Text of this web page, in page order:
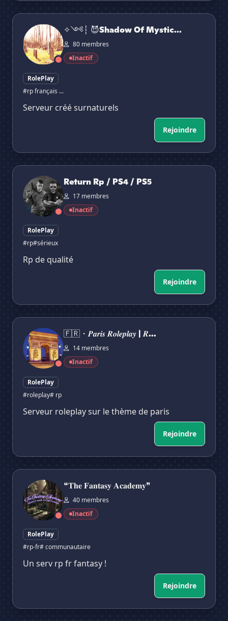
✧༺┆ 😈Shadow Of Mystic Falls 😈┆༻✩
✧༺┆ 😈Shadow Of Mystic...
80 membres
Inactif
RolePlay
#rp français ...
Serveur créé surnaturels
Rejoindre
Return Rp / PS4 / PS5
Return Rp / PS4 / PS5
17 membres
Inactif
RolePlay
#rp#sérieux
Rp de qualité
Rejoindre
🇫🇷・𝑷𝒂𝒓𝒊𝒔 𝑹𝒐𝒍𝒆𝒑𝒍𝒂𝒚 | 𝑹𝑷 𝑬𝒄𝒓𝒊𝒕
🇫🇷・𝑷𝒂𝒓𝒊𝒔 𝑹𝒐𝒍𝒆𝒑𝒍𝒂𝒚 | 𝑹...
14 membres
Inactif
RolePlay
#roleplay# rp
Serveur roleplay sur le thème de paris
Rejoindre
❝𝐓𝐡𝐞 𝐅𝐚𝐧𝐭𝐚𝐬𝐲 𝐀𝐜𝐚𝐝𝐞𝐦𝐲❞
❝𝐓𝐡𝐞 𝐅𝐚𝐧𝐭𝐚𝐬𝐲 𝐀𝐜𝐚𝐝𝐞𝐦𝐲❞
40 membres
Inactif
RolePlay
#rp-fr# communautaire
Un serv rp fr fantasy !
Rejoindre